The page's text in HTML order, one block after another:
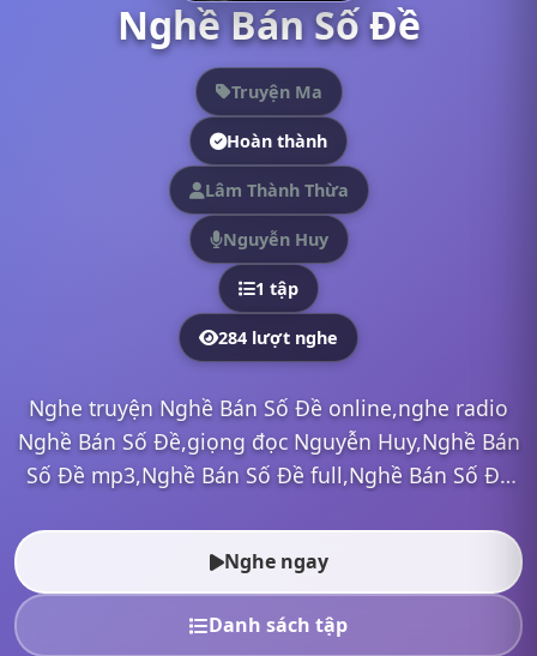
Nghề Bán Số Đề
Truyện Ma
Hoàn thành
Lâm Thành Thừa
Nguyễn Huy
1 tập
284 lượt nghe
Nghe truyện Nghề Bán Số Đề online,nghe radio
Nghề Bán Số Đề,giọng đọc Nguyễn Huy,Nghề Bán
Số Đề mp3,Nghề Bán Số Đề full,Nghề Bán Số Đề
Nghe ngay
Danh sách tập